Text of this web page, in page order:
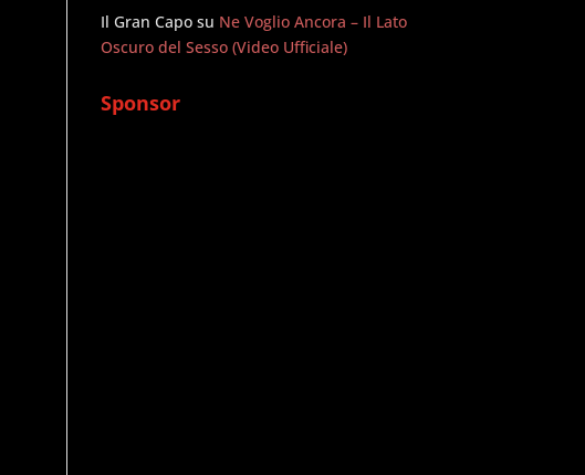
Il Gran Capo su Ne Voglio Ancora – Il Lato
Oscuro del Sesso (Video Ufficiale)
Sponsor